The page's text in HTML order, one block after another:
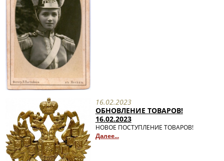
16.02.2023
ОБНОВЛЕНИЕ ТОВАРОВ!
16.02.2023
НОВОЕ ПОСТУПЛЕНИЕ ТОВАРОВ!
Далее...